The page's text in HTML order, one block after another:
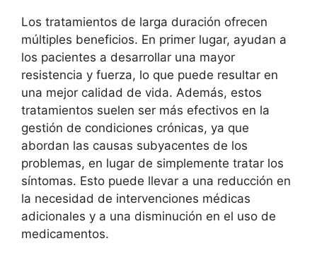
Los tratamientos de larga duración ofrecen
múltiples beneficios. En primer lugar, ayudan a
los pacientes a desarrollar una mayor
resistencia y fuerza, lo que puede resultar en
una mejor calidad de vida. Además, estos
tratamientos suelen ser más efectivos en la
gestión de condiciones crónicas, ya que
abordan las causas subyacentes de los
problemas, en lugar de simplemente tratar los
síntomas. Esto puede llevar a una reducción en
la necesidad de intervenciones médicas
adicionales y a una disminución en el uso de
medicamentos.